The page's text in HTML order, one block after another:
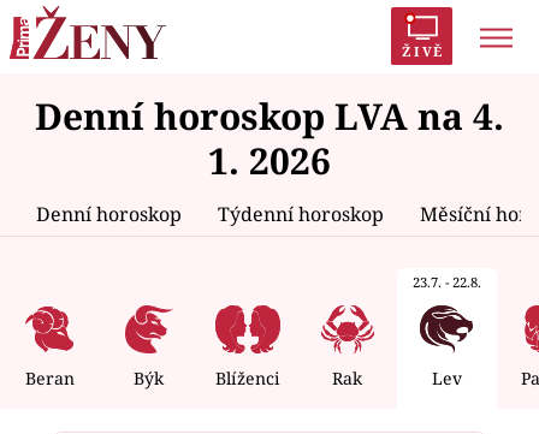
ŽIVĚ
Trendy: Polabí Inspekce Prostřeno!
AYTO?
Zrádci Proměny
Témata
Celebrity
Denní horoskop LVA na 4.
1. 2026
Denní horoskop Týdenní horoskop Měsíční
Beran Býk Blíženci Rak
23.7. - 22.8.
Lev